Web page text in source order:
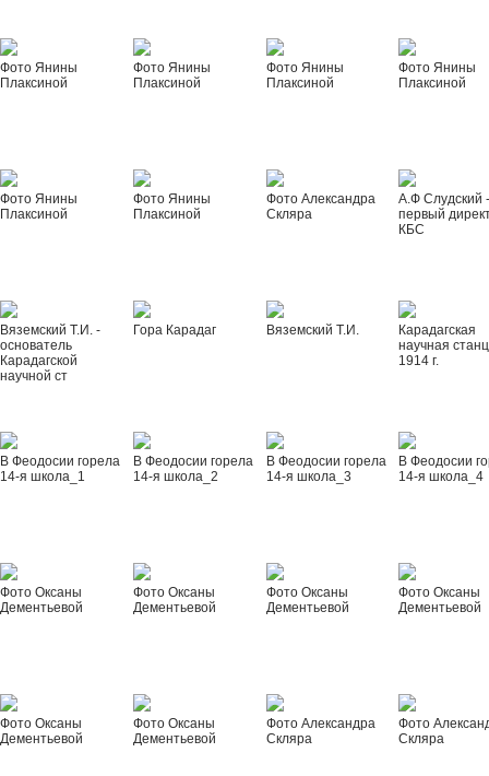
Фото Янины
Плаксиной
Фото Янины
Плаксиной
Фото Янины
Плаксиной
Фото Янины
Плаксиной
Фото Янины
Плаксиной
Фото Янины
Плаксиной
Фото Александра
Скляра
А.Ф Слудский
первый
КБС
Вяземский Т.И. -
основатель
Карадагской
научной ст
Гора Карадаг Вяземский Т.И.
Карадагская
научная
1914 г.
В Феодосии горела
14-я школа_1
В Феодосии горела
14-я школа_2
В Феодосии горела
14-я школа_3
В Феодосии
14-я школа_4
Фото Оксаны
Дементьевой
Фото Оксаны
Дементьевой
Фото Оксаны
Дементьевой
Фото Оксаны
Дементьевой
Фото Оксаны
Дементьевой
Фото Оксаны
Дементьевой
Фото Александра
Скляра
Фото
Скляра